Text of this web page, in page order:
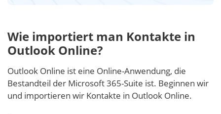
Wie importiert man Kontakte in
Outlook Online?
Outlook Online ist eine Online-Anwendung, die
Bestandteil der Microsoft 365-Suite ist. Beginnen wir
und importieren wir Kontakte in Outlook Online.